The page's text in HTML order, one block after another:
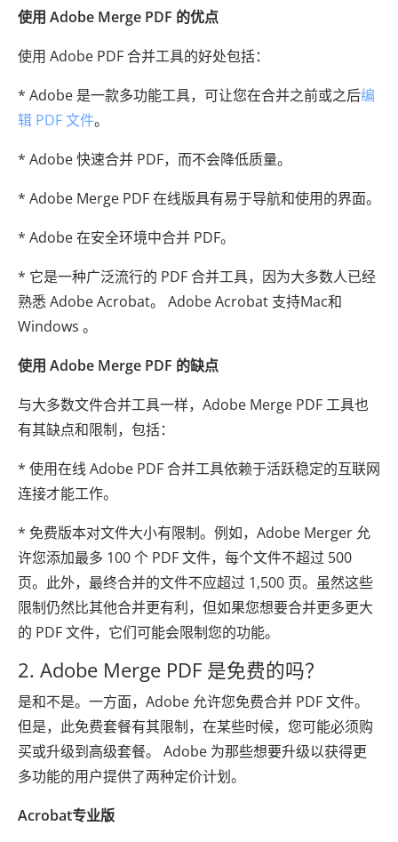
使用 Adob​​e Merge PDF 的优点
使用 Adob​​e PDF 合并工具的好处包括：
* Adob​​e 是一款多功能工具，可让您在合并之前或之后编
辑 PDF 文件。
* Adob​​e 快速合并 PDF，而不会降低质量。
* Adob​​e Merge PDF 在线版具有易于导航和使用的界面。
* Adob​​e 在安全环境中合并 PDF。
* 它是一种广泛流行的 PDF 合并工具，因为大多数人已经
熟悉 Adob​​e Acrobat。 Adobe Acrobat 支持Mac和
Windows 。
使用 Adob​​e Merge PDF 的缺点
与大多数文件合并工具一样，Adobe Merge PDF 工具也
有其缺点和限制，包括：
* 使用在线 Adob​​e PDF 合并工具依赖于活跃稳定的互联网
连接才能工作。
* 免费版本对文件大小有限制。例如，Adobe Merger 允
许您添加最多 100 个 PDF 文件，每个文件不超过 500
页。此外，最终合并的文件不应超过 1,500 页。虽然这些
限制仍然比其他合并更有利，但如果您想要合并更多更大
的 PDF 文件，它们可能会限制您的功能。
2. Adob​​e Merge PDF 是免费的吗？
是和不是。一方面，Adobe 允许您免费合并 PDF 文件。
但是，此免费套餐有其限制，在某些时候，您可能必须购
买或升级到高级套餐。 Adobe 为那些想要升级以获得更
多功能的用户提供了两种定价计划。
Acrobat专业版